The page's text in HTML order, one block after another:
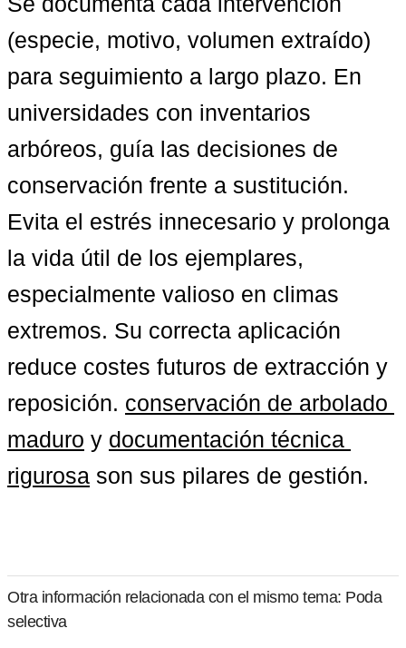
(especie, motivo, volumen extraído)
para seguimiento a largo plazo. En
universidades con inventarios
arbóreos, guía las decisiones de
conservación frente a sustitución.
Evita el estrés innecesario y prolonga
la vida útil de los ejemplares,
especialmente valioso en climas
extremos. Su correcta aplicación
reduce costes futuros de extracción y
reposición. conservación de arbolado
maduro y documentación técnica
rigurosa son sus pilares de gestión.
Otra información relacionada con el mismo tema: Poda
selectiva